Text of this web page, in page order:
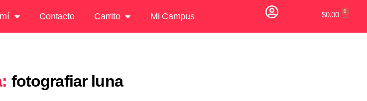
Contacto Carrito Mi Campus $0,00
fotografiar luna